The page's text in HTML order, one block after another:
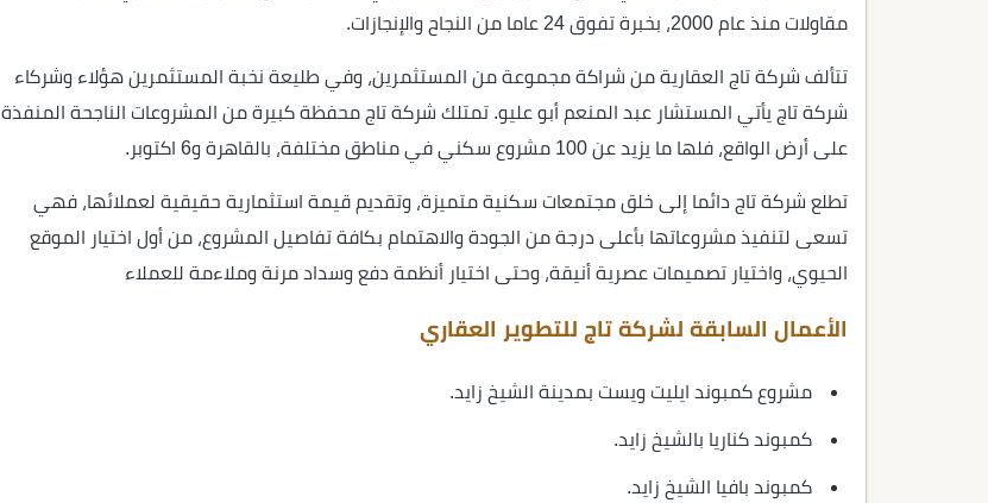
مقاولات منذ عام 2000، بخبرة تفوق 24 عاما من النجاح والإنجازات.
تتألف شركة تاج العقارية من شراكة مجموعة من المستثمرين، وفي طليعة نخبة المستثمرين هؤلاء وشركاء
شركة تاج يأتي المستشار عبد المنعم أبو عليو. تمتلك شركة تاج محفظة كبيرة من المشروعات الناجحة المنفذة
على أرض الواقع، فلها ما يزيد عن 100 مشروع سكني في مناطق مختلفة، بالقاهرة و6 اكتوبر.
تطلع شركة تاج دائما إلى خلق مجتمعات سكنية متميزة، وتقديم قيمة استثمارية حقيقية لعملائها، فهي
تسعى لتنفيذ مشروعاتها بأعلى درجة من الجودة والاهتمام بكافة تفاصيل المشروع، من أول اختيار الموقع
الحيوي، واختيار تصميمات عصرية أنيقة، وحتى اختيار أنظمة دفع وسداد مرنة وملاءمة للعملاء
الأعمال السابقة لشركة تاج للتطوير العقاري
مشروع كمبوند ايليت ويست بمدينة الشيخ زايد.
كمبوند كناريا بالشيخ زايد.
كمبوند بافيا الشيخ زايد.